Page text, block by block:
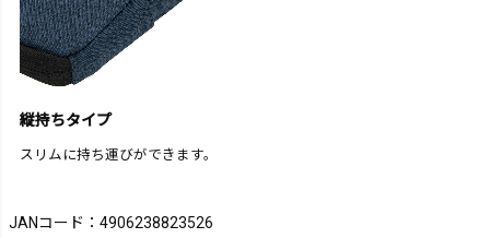
縦持ちタイプ
スリムに持ち運びができます。
JANコード：4906238823526